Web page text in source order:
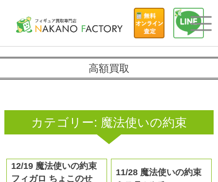
高額買取
カテゴリー: 魔法使いの約束
12/19 魔法使いの約束
フィガロ ちょこのせ
11/28 魔法使いの約束